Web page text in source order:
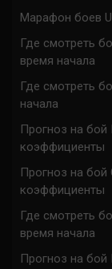
Марафон боев
Где смотреть
время начала
Где смотреть
начала
Прогноз на бой
коэффициенты
Прогноз на бой
коэффициенты
Где смотреть
время начала
Прогноз на бой